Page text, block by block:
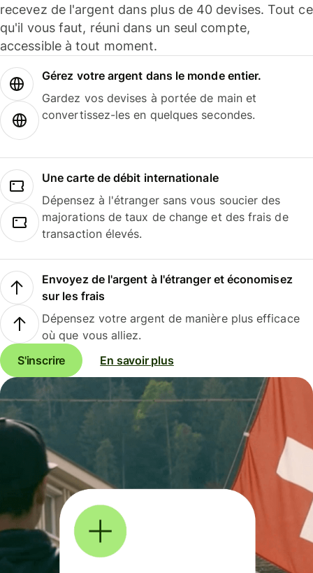
recevez de l'argent dans plus de 40 devises. Tout ce
qu'il vous faut, réuni dans un seul compte,
accessible à tout moment.
Gérez votre argent dans le monde entier.
Gardez vos devises à portée de main et
convertissez-les en quelques secondes.
Une carte de débit internationale
Dépensez à l'étranger sans vous soucier des
majorations de taux de change et des frais de
transaction élevés.
Envoyez de l'argent à l'étranger et économisez
sur les frais
Dépensez votre argent de manière plus efficace
où que vous alliez.
S'inscrire
En savoir plus